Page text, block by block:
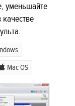
уменьшайте
Mac OS